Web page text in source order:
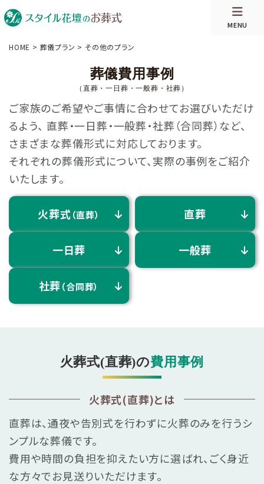
MENU
HOME > 葬儀プラン > その他のプラン
葬儀費用事例
（直葬・一日葬・一般葬・社葬）
ご家族のご希望やご事情に合わせてお選びいただけ
るよう、 直葬・一日葬・一般葬・社葬（合同葬）など、
さまざまな葬儀形式に対応しております。
それぞれの葬儀形式について、実際の事例をご紹介
いたします。
火葬式（直葬） 直葬
一日葬 一般葬
社葬（合同葬）
火葬式(直葬)の費用事例
火葬式(直葬)とは
直葬は、通夜や告別式を行わずに火葬のみを行うシ
ンプルな葬儀です。
費用や時間の負担を抑えたい方に選ばれ、ごく身近
な方々でお見送りいただけます。